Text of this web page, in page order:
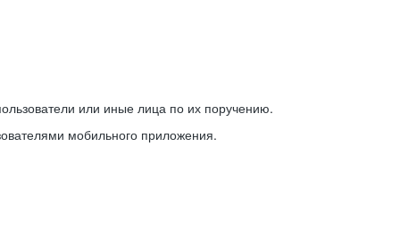
или иные лица по их поручению.
мобильного приложения.